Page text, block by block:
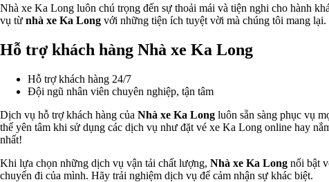
Nhà xe Ka Long luôn chú trọng đến sự thoải mái và tiện nghi cho hành
vụ từ nhà xe Ka Long với những tiện ích tuyệt vời mà chúng tôi mang lại.
Hỗ trợ khách hàng Nhà xe Ka Long
Hỗ trợ khách hàng 24/7
Đội ngũ nhân viên chuyên nghiệp, tận tâm
Dịch vụ hỗ trợ khách hàng của Nhà xe Ka Long luôn sẵn sàng phục vụ
thể yên tâm khi sử dụng các dịch vụ như đặt vé xe Ka Long online hay
nhất!
Khi lựa chọn những dịch vụ vận tải chất lượng, Nhà xe Ka Long nổi bật
chuyến đi của mình. Hãy trải nghiệm dịch vụ để cảm nhận sự khác biệt.